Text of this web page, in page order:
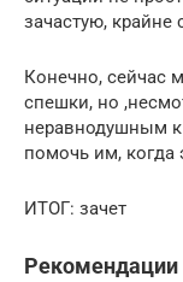
зачастую,
Конечно, сейчас
спешки, но
неравнодушным
помочь им, когда
ИТОГ: зачет
Рекомендации